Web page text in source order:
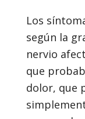
Los
según la
nervio
que
dolor, que